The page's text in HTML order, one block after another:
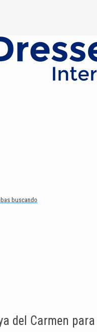
buscando
del Carmen